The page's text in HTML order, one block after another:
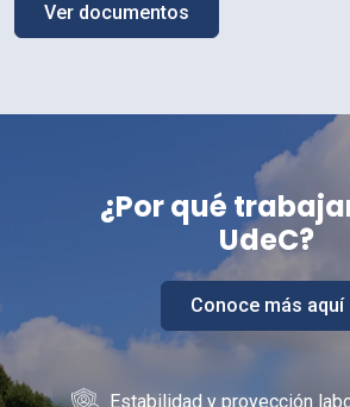
Ver documentos
¿Porqué
UdeC?
Conoce más aquí
Estabilidad y proyección